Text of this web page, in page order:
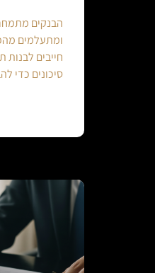
הבנקים
ומתעלמים
חייבים לבנות
סיכונים כדי